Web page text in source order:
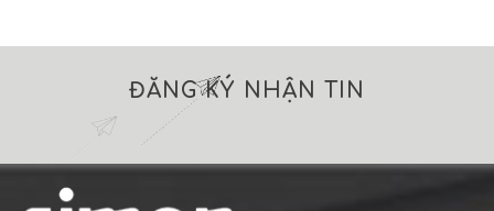
ĐĂNG KÝ NHẬN TIN